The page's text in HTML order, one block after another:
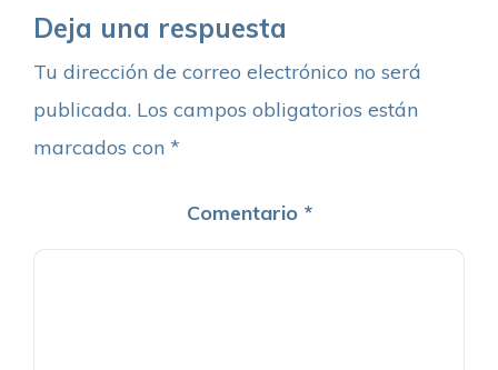
Deja una respuesta
Tu dirección de correo electrónico no será
publicada. Los campos obligatorios están
marcados con *
Comentario *